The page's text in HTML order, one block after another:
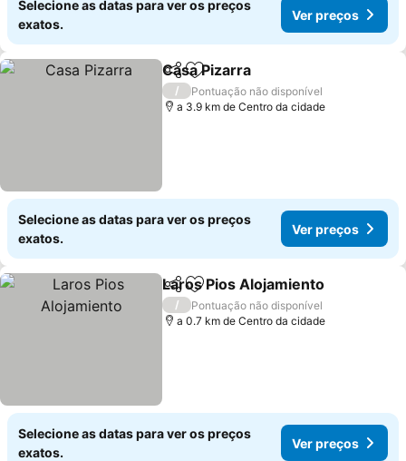
Selecione as datas para ver os preços
exatos.
Ver preços
PartilharAdicionar aos favoritos
Casa Pizarra
/
Pontuação não disponível
a 3.9 km de Centro da cidade
Selecione as datas para ver os preços
exatos.
Ver preços
PartilharAdicionar aos favoritos
Laros Pios Alojamiento
/
Pontuação não disponível
a 0.7 km de Centro da cidade
Selecione as datas para ver os preços
exatos.
Ver preços